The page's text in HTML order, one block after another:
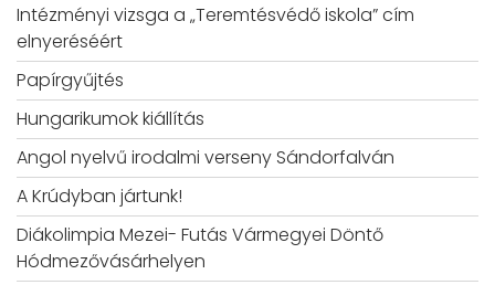
Intézményi vizsga a „Teremtésvédő iskola” cím
elnyeréséért
Papírgyűjtés
Hungarikumok kiállítás
Angol nyelvű irodalmi verseny Sándorfalván
A Krúdyban jártunk!
Diákolimpia Mezei- Futás Vármegyei Döntő
Hódmezővásárhelyen